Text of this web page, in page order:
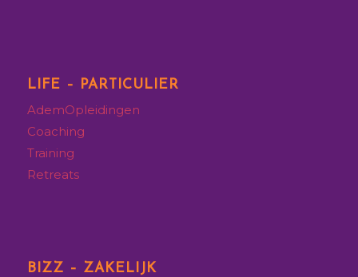
LIFE – PARTICULIER
AdemOpleidingen
Coaching
Training
Retreats
BIZZ – ZAKELIJK